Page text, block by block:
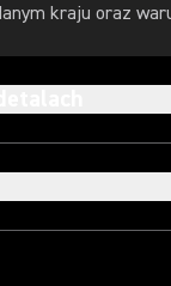
kraju oraz